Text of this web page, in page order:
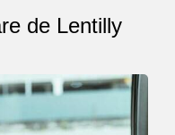
de Lentilly